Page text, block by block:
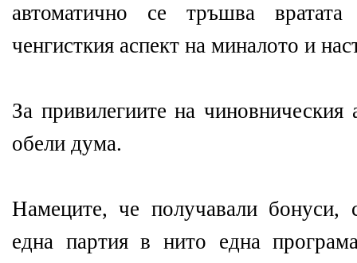
автоматично се тръшва
ченгисткия аспект на миналото и
За привилегиите на
обели дума.
Намеците, че получавали бонуси,
една партия в нито една